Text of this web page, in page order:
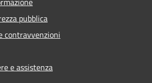
pubblica
contravvenzioni
e assistenza